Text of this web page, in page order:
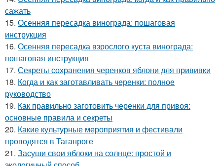
сажать
15. Осенняя пересадка винограда: пошаговая
инструкция
16. Осенняя пересадка взрослого куста винограда:
пошаговая инструкция
17. Секреты сохранения черенков яблони для прививки
18. Когда и как заготавливать черенки: полное
руководство
19. Как правильно заготовить черенки для привоя:
основные правила и секреты
20. Какие культурные мероприятия и фестивали
проводятся в Таганроге
21. Засуши свои яблоки на солнце: простой и